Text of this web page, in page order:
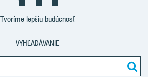
Tvoríme lepšiu budúcnosť
VYHĽADÁVANIE